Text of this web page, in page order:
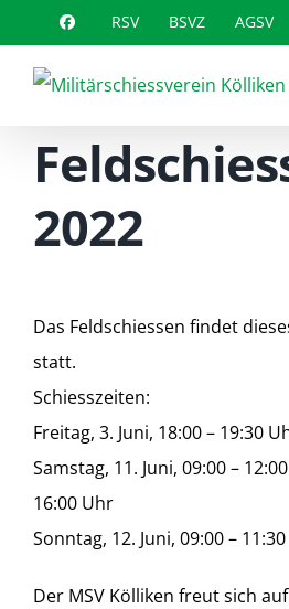
Inhalt
springen
RSV BSVZ AGSV
2022
Das Feldschiessen findet
statt.
Schiesszeiten:
Freitag, 3. Juni, 18:00 – 19:30
Samstag, 11. Juni, 09:00 –
16:00 Uhr
Sonntag, 12. Juni, 09:00 –
Der MSV Kölliken freut sich